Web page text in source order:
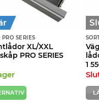
SERIES
XL/XXL
PRO SERIES
1